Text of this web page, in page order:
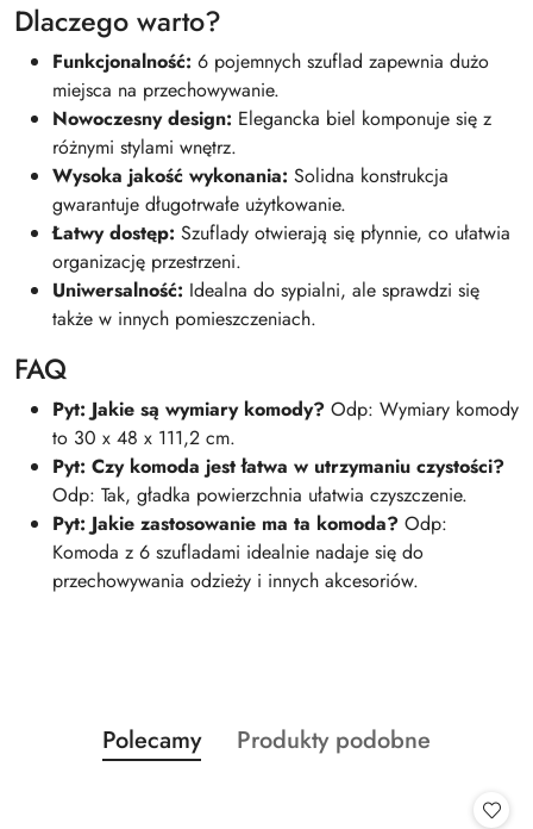
Dlaczego warto?
Funkcjonalność: 6 pojemnych szuflad zapewnia dużo
miejsca na przechowywanie.
Nowoczesny design: Elegancka biel komponuje się z
różnymi stylami wnętrz.
Wysoka jakość wykonania: Solidna konstrukcja
gwarantuje długotrwałe użytkowanie.
Łatwy dostęp: Szuflady otwierają się płynnie, co ułatwia
organizację przestrzeni.
Uniwersalność: Idealna do sypialni, ale sprawdzi się
także w innych pomieszczeniach.
FAQ
Pyt: Jakie są wymiary komody? Odp: Wymiary komody
to 30 x 48 x 111,2 cm.
Pyt: Czy komoda jest łatwa w utrzymaniu czystości?
Odp: Tak, gładka powierzchnia ułatwia czyszczenie.
Pyt: Jakie zastosowanie ma ta komoda? Odp:
Komoda z 6 szufladami idealnie nadaje się do
przechowywania odzieży i innych akcesoriów.
Pomiń karuzelę produktów
Produkty
o
Polecamy
Produkty
Produkty podobne